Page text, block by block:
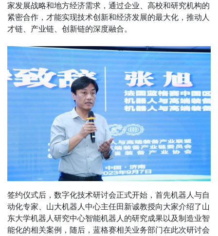
家发展战略和地方经济需求，通过企业、高校和研究机构的
紧密合作，才能实现技术创新和经济发展的最大化，推动人
才链、产业链、创新链的深度融合。
签约仪式后，数字化技术研讨会正式开始，首先机器人与自
动化专家、山大机器人中心主任田新诚教授向大家介绍了山
东大学机器人研究中心智能机器人的研究成果以及制造业智
能化的相关案例，随后，蓝格赛相关业务部门在此次研讨会